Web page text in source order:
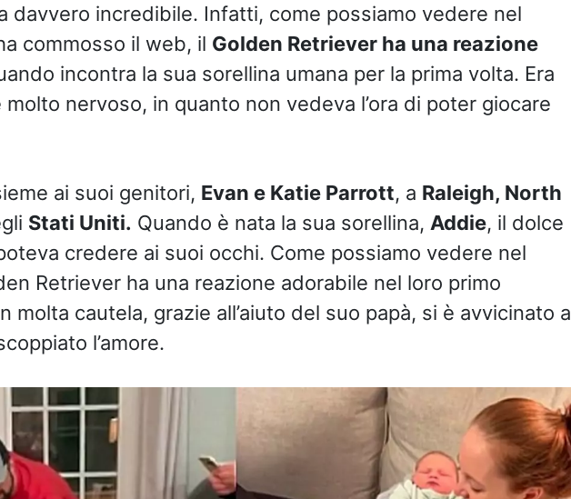
davvero incredibile. Infatti, come possiamo vedere nel
commosso il web, il Golden Retriever ha una reazione
incontra la sua sorellina umana per la prima volta. Era
nervoso, in quanto non vedeva l’ora di poter giocare
ai suoi genitori, Evan e Katie Parrott, a Raleigh, North
Stati Uniti. Quando è nata la sua sorellina, Addie, il dolce
credere ai suoi occhi. Come possiamo vedere nel
Retriever ha una reazione adorabile nel loro primo
molta cautela, grazie all’aiuto del suo papà, si è avvicinato a
l’amore.